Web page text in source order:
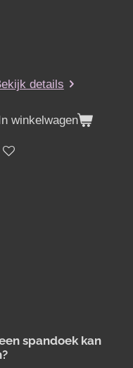
details
In winkelwagen
spandoek kan